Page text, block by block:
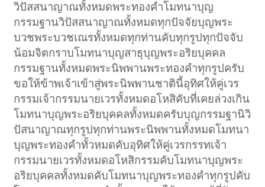
วิปัสสนาญาณทั้งหมดพระทองคำโมทนาบุญ
กรรมฐานวิปัสสนาญาณทั้งหมดทุกปัจจัยบุญพระ
บวชพระบวชเณรทั้งหมดทุกท่านคับทุกรูปทุกปัจจับ
น้อมจิตกราบโมทนาบุญสาธุบุญพระอริยบุคคล
กรรมฐานทั้งหมดพระนิพพานพระทองคำทุกรูปครับ
ขอให้ข้าพเจ้าเข้าสู่พระนิพพานชาตินี้อุทิศให้คู่เวร
กรรมเจ้ากรรมนายเวรทั้งหมดอโหสิคับที่เคยล่วงเกิน
โมทนาบุญพระอริยบุคคลทั้งหมดครับบุญกรรมฐานิวิ
ปัสนาญาณทุกรูปทุกท่านพระนิพพานทั้งหมดโมทนา
บุญพระทองคำทั้วหมดคับอุทิศให้คู่เวรกรรทเจ้า
กรรมนายเวรทั้งหมดอโหสิกรรมคับโมทนาบุญพระ
อริยบุคคลทั้งหมดคับโมทนาบุญพระทองคำทุกรูปคับ